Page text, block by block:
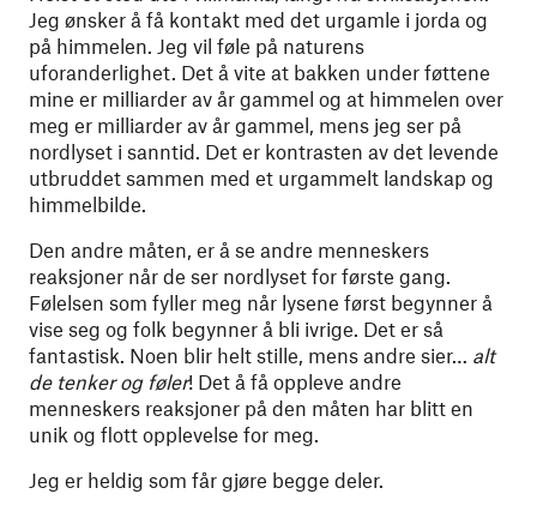
Jeg ønsker å få kontakt med det urgamle i jorda og
på himmelen. Jeg vil føle på naturens
uforanderlighet. Det å vite at bakken under føttene
mine er milliarder av år gammel og at himmelen over
meg er milliarder av år gammel, mens jeg ser på
nordlyset i sanntid. Det er kontrasten av det levende
utbruddet sammen med et urgammelt landskap og
himmelbilde.
Den andre måten, er å se andre menneskers
reaksjoner når de ser nordlyset for første gang.
Følelsen som fyller meg når lysene først begynner å
vise seg og folk begynner å bli ivrige. Det er så
fantastisk. Noen blir helt stille, mens andre sier… alt
de tenker og føler! Det å få oppleve andre
menneskers reaksjoner på den måten har blitt en
unik og flott opplevelse for meg.
Jeg er heldig som får gjøre begge deler.